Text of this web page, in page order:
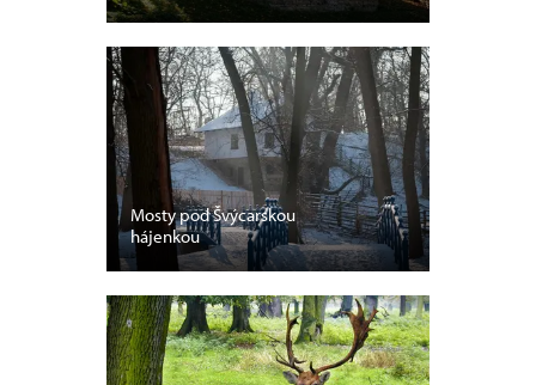
Mosty pod Švýcarskou
hájenkou